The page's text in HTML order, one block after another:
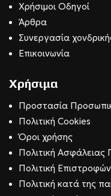
Χρήσιμοι Οδηγοί
Άρθρα
Συνεργασία
Επικοινωνία
Χρήσιμα
Προστασία
Πολιτική Cookies
Όροι χρήσης
Πολιτική
Πολιτική Επιστροφών
Πολιτική κατά της